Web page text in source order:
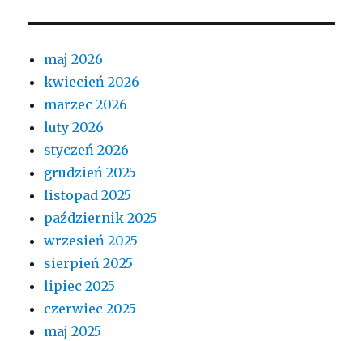
maj 2026
kwiecień 2026
marzec 2026
luty 2026
styczeń 2026
grudzień 2025
listopad 2025
październik 2025
wrzesień 2025
sierpień 2025
lipiec 2025
czerwiec 2025
maj 2025